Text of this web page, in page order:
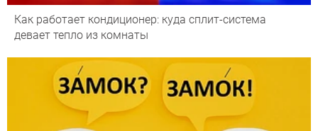
Как работает кондиционер: куда сплит-система
девает тепло из комнаты